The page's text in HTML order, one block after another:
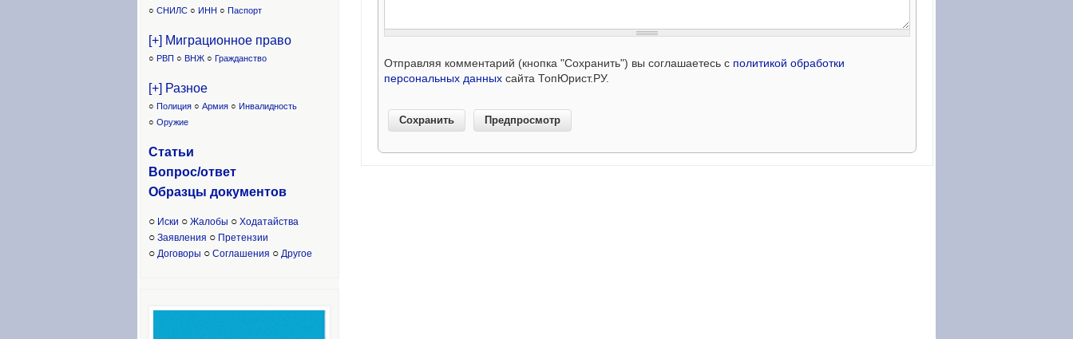
Отправляя комментарий (кнопка "Сохранить") вы соглашаетесь с политикой обработки
персональных данных сайта ТопЮрист.РУ.
○ СНИЛС ○ ИНН ○ Паспорт
[+] Миграционное право
○ РВП ○ ВНЖ ○ Гражданство
[+] Разное
○ Полиция ○ Армия ○ Инвалидность
○ Оружие
Статьи
Вопрос/ответ
Образцы документов
○ Иски ○ Жалобы ○ Ходатайства
○ Заявления ○ Претензии
○ Договоры ○ Соглашения ○ Другое